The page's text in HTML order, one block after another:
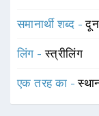
समानार्थी शब्द -दून
लिंग -स्त्रीलिंग
एक तरह का -